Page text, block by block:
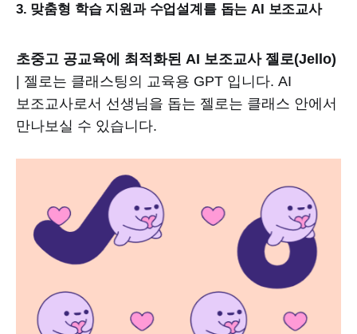
3. 맞춤형 학습 지원과 수업설계를 돕는 AI 보조교사
초중고 공교육에 최적화된 AI 보조교사 젤로(Jello)
| 젤로는 클래스팅의 교육용 GPT 입니다. AI
보조교사로서 선생님을 돕는 젤로는 클래스 안에서
만나보실 수 있습니다.